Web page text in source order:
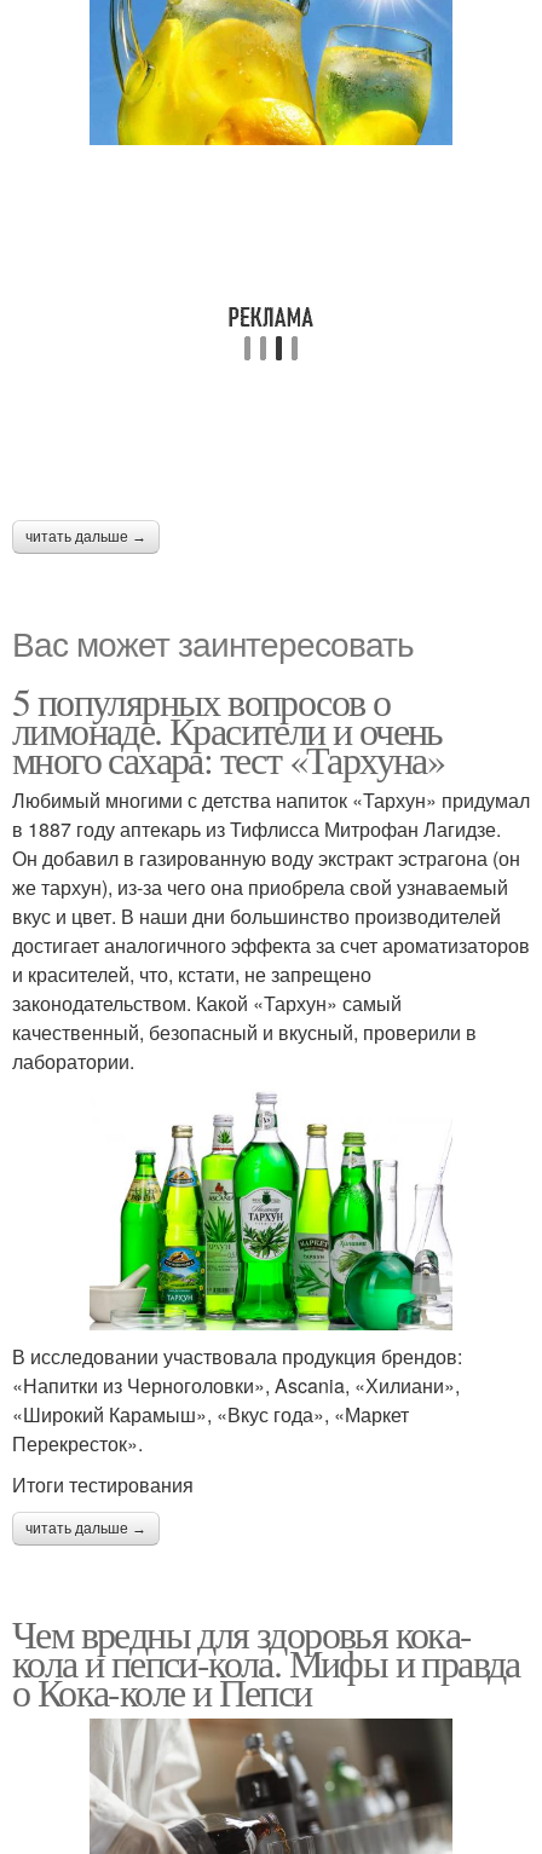
читать дальше →
Вас может заинтересовать
5 популярных вопросов о
лимонаде. Красители и очень
много сахара: тест «Тархуна»
Любимый многими с детства напиток «Тархун» придумал
в 1887 году аптекарь из Тифлисса Митрофан Лагидзе.
Он добавил в газированную воду экстракт эстрагона (он
же тархун), из-за чего она приобрела свой узнаваемый
вкус и цвет. В наши дни большинство производителей
достигает аналогичного эффекта за счет ароматизаторов
и красителей, что, кстати, не запрещено
законодательством. Какой «Тархун» самый
качественный, безопасный и вкусный, проверили в
лаборатории.
В исследовании участвовала продукция брендов:
«Напитки из Черноголовки», Ascania, «Хилиани»,
«Широкий Карамыш», «Вкус года», «Маркет
Перекресток».
Итоги тестирования
читать дальше →
Чем вредны для здоровья кока-
кола и пепси-кола. Мифы и правда
о Кока-коле и Пепси